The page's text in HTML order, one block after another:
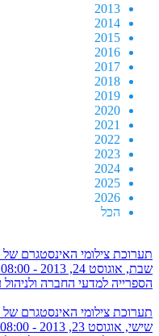
2013
2014
2015
2016
2017
2018
2019
2020
2021
2022
2023
2024
2025
2026
הכל
תערוכת צילומי האינסטגרם
שבת, אוגוסט 24, 2013 - 08:00
הספרייה למדעי החברה
תערוכת צילומי האינסטגרם
שישי, אוגוסט 23, 2013 - 08:00